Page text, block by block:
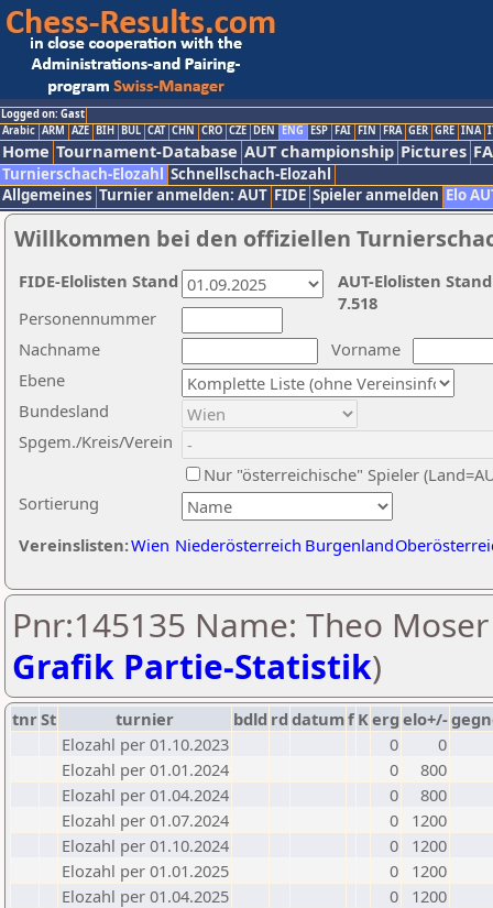
Logged on: Gast
Arabic ARM AZE BIH BUL CAT CHN CRO CZE DEN ENG ESP FAI FIN FRA GER GRE INA
Home Tournament-Database AUT championship Pictures
Turnierschach-Elozahl Schnellschach-Elozahl
Allgemeines Turnier anmelden: AUT FIDE Spieler anmelden Elo
Willkommen bei den offiziellen
Nachname
Vorname
Ebene
Sortierung
Personennummer
Bundesland
Spgem./Kreis/Verein
Nur "österreichische" Spieler
Vereinslisten:Wien Niederösterreich Burgenland
AUT-Elolisten
7.518
FIDE-Elolisten Stand
Pnr:145135 Name: Theo
Grafik Partie-Statistik)
tnrSt turnier bdld rd datumf Kerg elo+/-
Elozahl per 01.10.2023
0
0
Elozahl per 01.01.2024
0
800
Elozahl per 01.04.2024
0
800
Elozahl per 01.07.2024
0
1200
Elozahl per 01.10.2024
0
1200
Elozahl per 01.01.2025
0
1200
Elozahl per 01.04.2025
0
1200